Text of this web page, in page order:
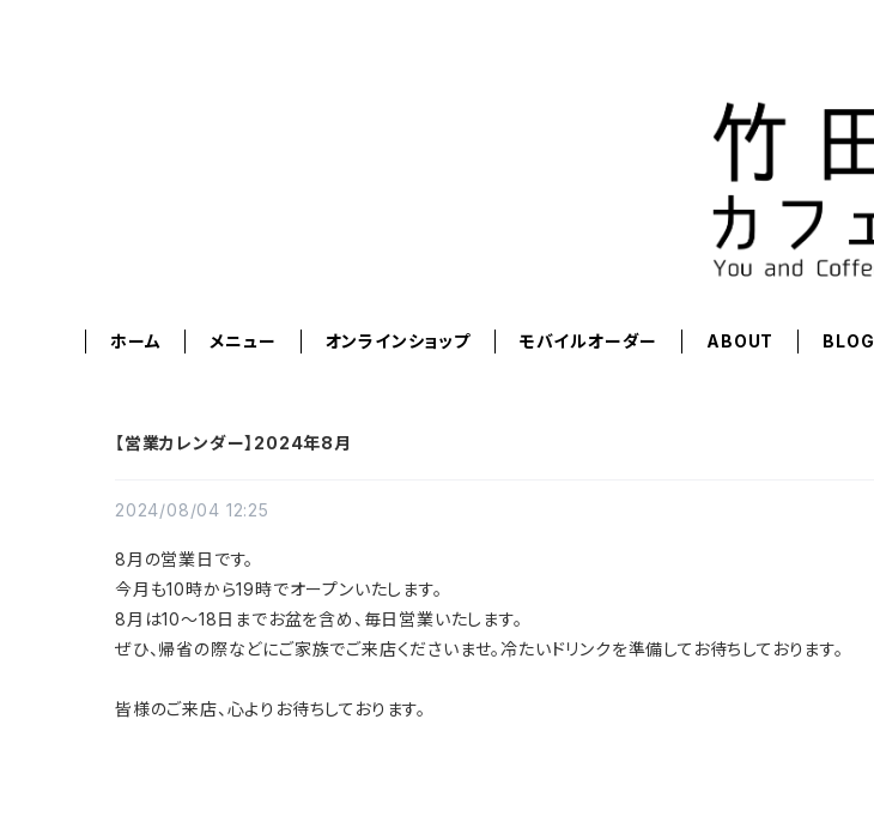
ホーム メニュー オンラインショップ モバイルオーダー ABOUT BLOG
【営業カレンダー】2024年8月
2024/08/04 12:25
8月の営業日です。
今月も10時から19時でオープンいたします。
8月は10〜18日までお盆を含め、毎日営業いたします。
ぜひ、帰省の際などにご家族でご来店くださいませ。冷たいドリンクを準備してお待ちしております。
皆様のご来店、心よりお待ちしております。